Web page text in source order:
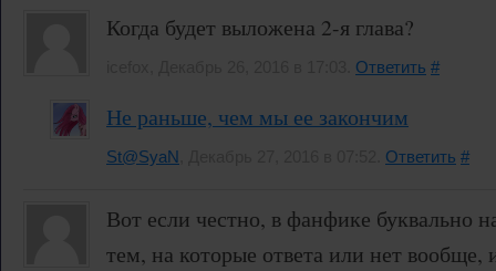
Когда будет выложена 2-я глава?
Ответить #
Не раньше, чем мы ее закончим
St@SyaN Ответить #
Вот если честно, в фанфике буквально
тем, на которые ответа или нет вообще,